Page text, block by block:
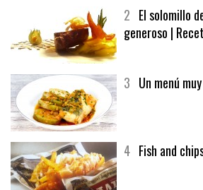
2 El solomillo
generoso |
3 Un menú
4 Fish and